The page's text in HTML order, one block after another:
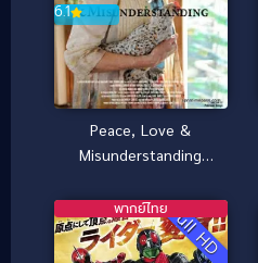
6.1
Peace, Love &
Misunderstanding
คืน
Full HD
พากย์ไทย